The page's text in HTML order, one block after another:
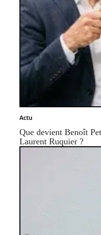
Actu
Que devient Benoît
Laurent Ruquier ?